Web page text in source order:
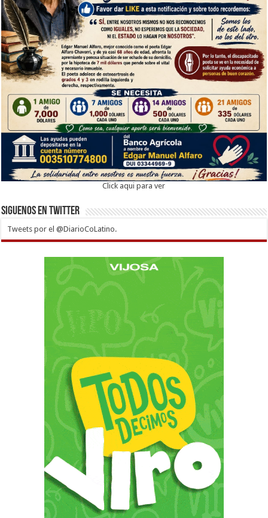
Click aqui para ver
Siguenos en twitter
Tweets por el @DiarioCoLatino.